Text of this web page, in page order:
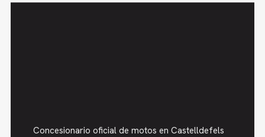
Concesionario oficial de motos en Castelldefels